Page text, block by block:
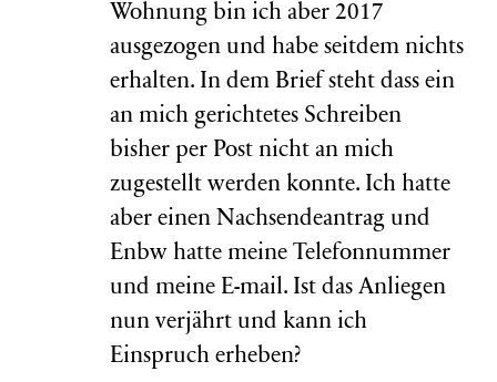
Wohnung bin ich aber 2017
ausgezogen und habe seitdem nichts
erhalten. In dem Brief steht dass ein
an mich gerichtetes Schreiben
bisher per Post nicht an mich
zugestellt werden konnte. Ich hatte
aber einen Nachsendeantrag und
Enbw hatte meine Telefonnummer
und meine E-mail. Ist das Anliegen
nun verjährt und kann ich
Einspruch erheben?